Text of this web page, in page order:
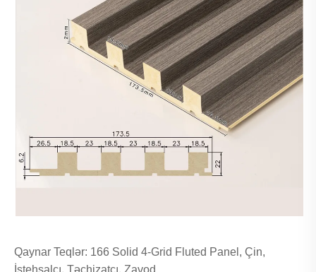
Qaynar Teqlər: 166 Solid 4-Grid Fluted Panel, Çin,
İstehsalçı, Təchizatçı, Zavod